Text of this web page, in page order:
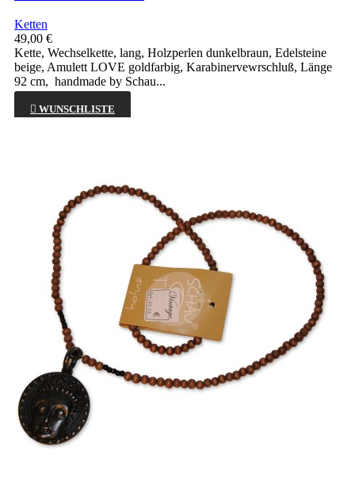
Ketten
49,00 €
Kette, Wechselkette, lang, Holzperlen dunkelbraun, Edelsteine
beige, Amulett LOVE goldfarbig, Karabinervewrschluß, Länge
92 cm, handmade by Schau...
 WUNSCHLISTE